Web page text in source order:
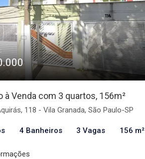
à Venda com 3 quartos, 156m²
118 - Vila Granada, São Paulo-SP
4 Banheiros 3 Vagas 156 m²